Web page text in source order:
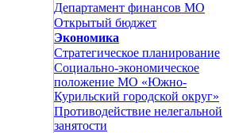
Департамент финансов МО
Открытый бюджет
Экономика
Стратегическое планирование
Социально-экономическое
положение МО «Южно-
Курильский городской округ»
Противодействие нелегальной
занятости